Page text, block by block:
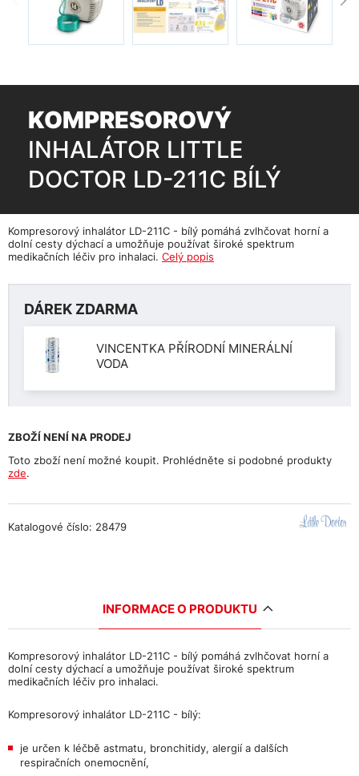
KOMPRESOROVÝ
INHALÁTOR LITTLE
DOCTOR LD-211C BÍLÝ
Kompresorový inhalátor LD-211C - bílý pomáhá zvlhčovat horní a
dolní cesty dýchací a umožňuje používat široké spektrum
medikačních léčiv pro inhalaci. Celý popis
DÁREK ZDARMA
VINCENTKA PŘÍRODNÍ MINERÁLNÍ
VODA
ZBOŽÍ NENÍ NA PRODEJ
Toto zboží není možné koupit. Prohlédněte si podobné produkty
zde.
Katalogové číslo: 28479
INFORMACE O PRODUKTU
Kompresorový inhalátor LD-211C - bílý pomáhá zvlhčovat horní a
dolní cesty dýchací a umožňuje používat široké spektrum
medikačních léčiv pro inhalaci.
Kompresorový inhalátor LD-211C - bílý:
je určen k léčbě astmatu, bronchitidy, alergií a dalších
respiračních onemocnění,